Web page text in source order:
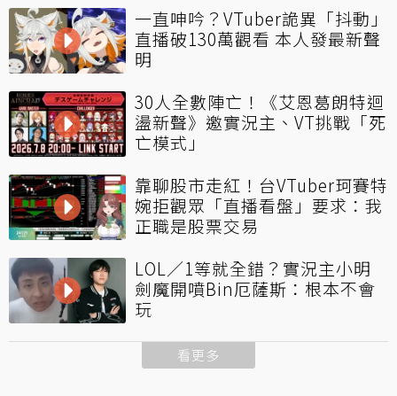
一直呻吟？VTuber詭異「抖動」
直播破130萬觀看 本人發最新聲
明
30人全數陣亡！《艾恩葛朗特迴
盪新聲》邀實況主、VT挑戰「死
亡模式」
靠聊股市走紅！台VTuber珂賽特
婉拒觀眾「直播看盤」要求：我
正職是股票交易
LOL／1等就全錯？實況主小明
劍魔開噴Bin厄薩斯：根本不會
玩
看更多